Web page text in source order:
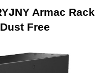
Armac Rack
Free